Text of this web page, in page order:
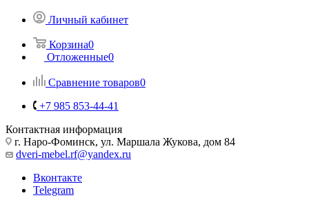
Личный кабинет
Корзина0
Отложенные0
Сравнение товаров0
+7 985 853-44-41
Контактная информация
г. Наро-Фоминск, ул. Маршала Жукова, дом 84
dveri-mebel.rf@yandex.ru
Вконтакте
Telegram